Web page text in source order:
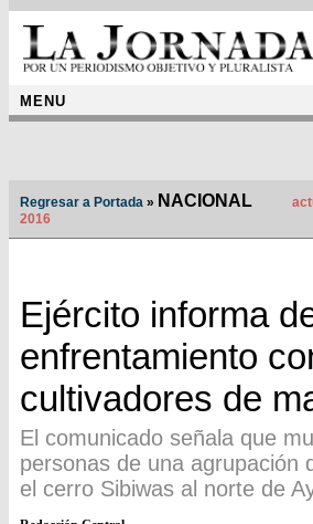
MENU
Regresar a Portada » NACIONAL
2016
Ejército informa
enfrentamiento
cultivadores de
El comunicado señala que
personas de una agrupación
el cerro Sibiwas al norte de